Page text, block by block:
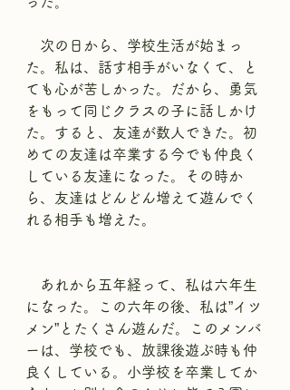
次の日から、学校生活が始まっ
た。私は、話す相手がいなくて、と
ても心が苦しかった。だから、勇気
をもって同じクラスの子に話しかけ
た。すると、友達が数人できた。初
めての友達は卒業する今でも仲良く
している友達になった。その時か
ら、友達はどんどん増えて遊んでく
れる相手も増えた。
あれから五年経って、私は六年生
になった。この六年の後、私は”イツ
メン”とたくさん遊んだ。このメンバ
ーは、学校でも、放課後遊ぶ時も仲
良くしている。小学校を卒業してか